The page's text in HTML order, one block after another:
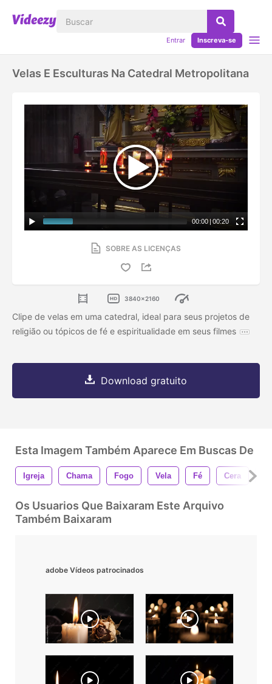
Entrar Inscreva-se
Velas E Esculturas Na Catedral Metropolitana
00:00 | 00:20
SOBRE AS LICENÇAS
3840x2160
Clipe de velas em uma catedral, ideal para seus projetos de
religião ou tópicos de fé e espiritualidade em seus filmes
Download gratuito
Esta Imagem Também Aparece Em Buscas De
Igreja Chama Fogo Vela Fé Cera
Os Usuarios Que Baixaram Este Arquivo
Também Baixaram
adobe Vídeos patrocinados